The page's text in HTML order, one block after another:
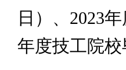
日）、2023
年度技工院校